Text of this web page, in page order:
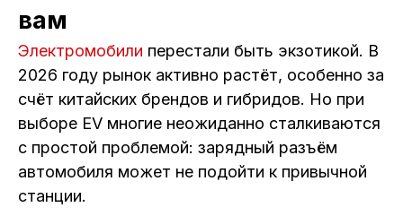
вам
Электромобили перестали быть экзотикой. В
2026 году рынок активно растёт, особенно за
счёт китайских брендов и гибридов. Но при
выборе EV многие неожиданно сталкиваются
с простой проблемой: зарядный разъём
автомобиля может не подойти к привычной
станции.